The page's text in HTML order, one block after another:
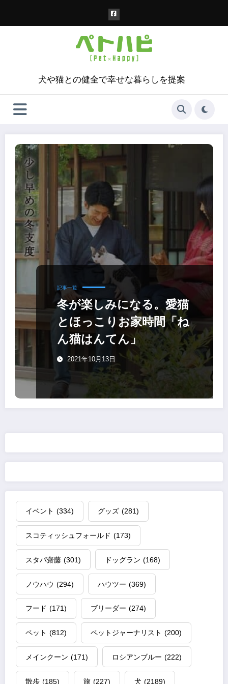
犬や猫との健全で幸せな暮らしを提案
記事一覧
冬が楽しみになる。愛猫
とほっこりお家時間「ね
ん猫はんてん」
2021年10月13日
イベント (334) グッズ (281)
スコティッシュフォールド (173)
スタパ齋藤 (301) ドッグラン (168)
ノウハウ (294) ハウツー (369)
フード (171) ブリーダー (274)
ペット (812) ペットジャーナリスト (200)
メインクーン (171) ロシアンブルー (222)
散歩 (185) 旅 (227) 犬 (2189)